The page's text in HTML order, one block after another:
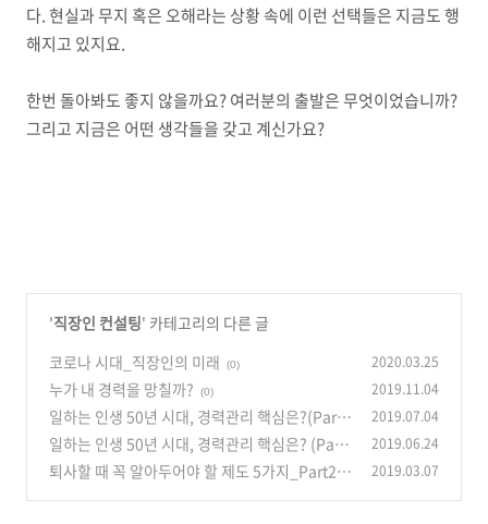
다.현실과 무지 혹은 오해라는 상황 속에 이런 선택들은 지금도 행
해지고 있지요.
한번 돌아봐도 좋지 않을까요?여러분의 출발은 무엇이었습니까?
그리고 지금은 어떤 생각들을 갖고 계신가요?
'직장인 컨설팅' 카테고리의 다른 글
코로나 시대_직장인의 미래
(0) 2020.03.25
누가 내 경력을 망칠까? (0) 2019.11.04
일하는 인생 50년 시대, 경력관리 핵심은?(Part
2)
(0)
2019.07.04
일하는 인생 50년 시대, 경력관리 핵심은? (Part
1)
(0)
2019.06.24
퇴사할 때 꼭 알아두어야 할 제도 5가지_Part2 2019.03.07